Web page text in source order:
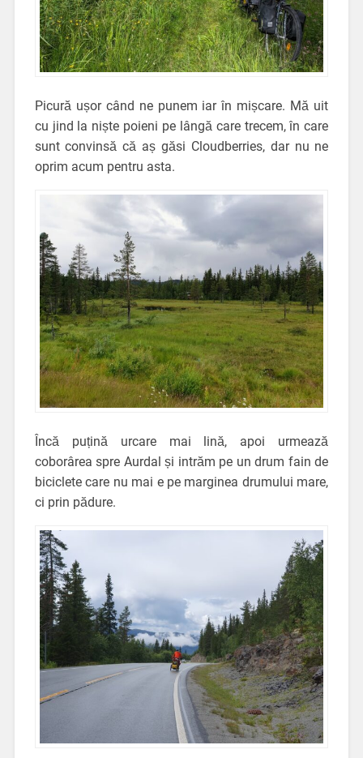
Picură ușor când ne punem iar în mișcare. Mă uit
cu jind la niște poieni pe lângă care trecem, în care
sunt convinsă că aș găsi Cloudberries, dar nu ne
oprim acum pentru asta.
Încă puțină urcare mai lină, apoi urmează
coborârea spre Aurdal și intrăm pe un drum fain de
biciclete care nu mai e pe marginea drumului mare,
ci prin pădure.